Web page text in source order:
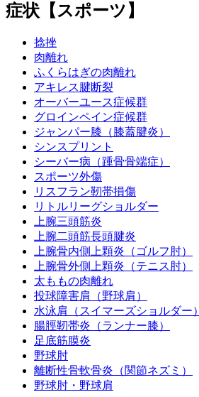
症状【スポーツ】
捻挫
肉離れ
ふくらはぎの肉離れ
アキレス腱断裂
オーバーユース症候群
グロインペイン症候群
ジャンパー膝（膝蓋腱炎）
シンスプリント
シーバー病（踵骨骨端症）
スポーツ外傷
リスフラン靭帯損傷
リトルリーグショルダー
上腕三頭筋炎
上腕二頭筋長頭腱炎
上腕骨内側上顆炎（ゴルフ肘）
上腕骨外側上顆炎（テニス肘）
太ももの肉離れ
投球障害肩（野球肩）
水泳肩（スイマーズショルダー）
腸脛靭帯炎（ランナー膝）
足底筋膜炎
野球肘
離断性骨軟骨炎（関節ネズミ）
野球肘・野球肩